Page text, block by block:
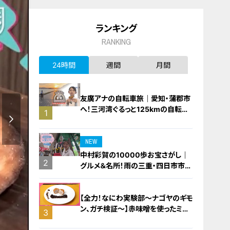
ランキング
RANKING
24時間 週間 月間
1
友廣アナの自転車旅｜愛知・蒲郡市
へ！三河湾ぐるっと125kmの自転車
2
NEW
中村彩賀の10000歩お宝さがし｜
グルメ＆名所！雨の三重・四日市市で
お宝探し【チャント！特集】
3
【全力！なにわ実験部～ナゴヤのギモ
ン、ガチ検証～】赤味噌を使ったミル